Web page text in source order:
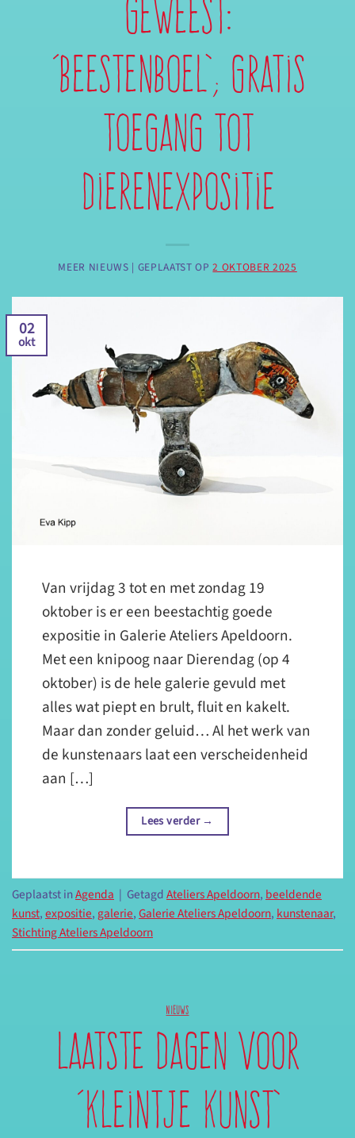
Geweest:
‘Beestenboel’; gratis
toegang tot
dierenexpositie
MEER NIEUWS | GEPLAATST OP2 OKTOBER 2025
02
okt
Van vrijdag 3 tot en met zondag 19
oktober is er een beestachtig goede
expositie in Galerie Ateliers Apeldoorn.
Met een knipoog naar Dierendag (op 4
oktober) is de hele galerie gevuld met
alles wat piept en brult, fluit en kakelt.
Maar dan zonder geluid… Al het werk van
de kunstenaars laat een verscheidenheid
aan […]
Lees verder→
Geplaatst inAgenda | GetagdAteliers Apeldoorn, beeldende
kunst,expositie, galerie,Galerie Ateliers Apeldoorn, kunstenaar,
Stichting Ateliers Apeldoorn
NIEUWS
Laatste dagen voor
‘Kleintje Kunst’